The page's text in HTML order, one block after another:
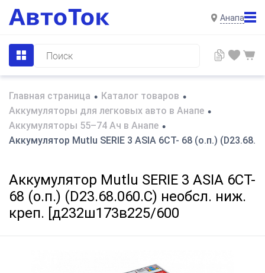
Анапа
Главная страница • Каталог товаров •
Аккумуляторы для легковых авто в Анапе •
Аккумуляторы 55–74 Ач в Анапе •
Аккумулятор Mutlu SERIE 3 ASIA 6CT- 68 (о.п.)
Аккумулятор Mutlu SERIE 3 ASIA 6CT-
68 (о.п.) (D23.68.060.C) необсл. ниж.
креп. [д232ш173в225/600